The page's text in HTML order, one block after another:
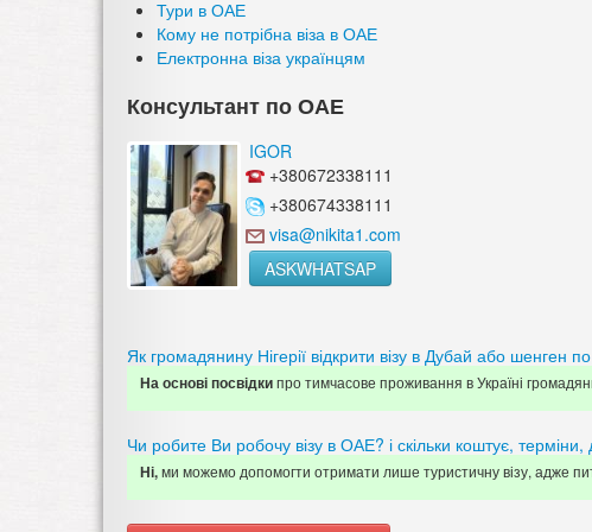
Тури в ОАЕ
Кому не потрібна віза в ОАЕ
Електронна віза українцям
Консультант по ОАЕ
IGOR
+380672338111
+380674338111
visa@nikita1.com
ASKWHATSAP
Як громадянину Нігерії відкрити візу в Дубай або шенген
На основі посвідкипро тимчасове проживання в Україні
Чи робите Ви робочу візу в ОАЕ? і скільки коштує, терміни,
Ні,ми можемо допомогти отримати лише туристичну візу, адже